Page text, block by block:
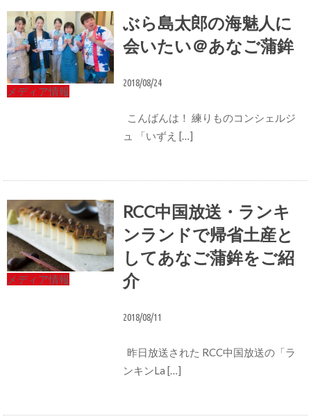
メディア情報
ぶら島太郎の海魅人に
会いたい＠あなご蒲鉾
2018/08/24
こんばんは！ 練りものコンシェルジ
ュ 「いずえ […]
メディア情報
RCC中国放送・ランキ
ンランドで帰省土産と
してあなご蒲鉾をご紹
介
2018/08/11
昨日放送された RCC中国放送の「ラ
ンキンLa […]